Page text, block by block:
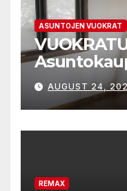
ASUNTOJEN VUOKRAT
kasvaa,
kypsyneet
AUGUST 24,
REMAX